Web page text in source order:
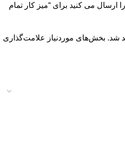
ارسال می کنید برای “میز کار تمام
شد. بخش‌های موردنیاز علامت‌گذاری